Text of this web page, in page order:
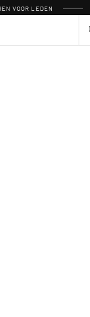
VOOR LEDEN